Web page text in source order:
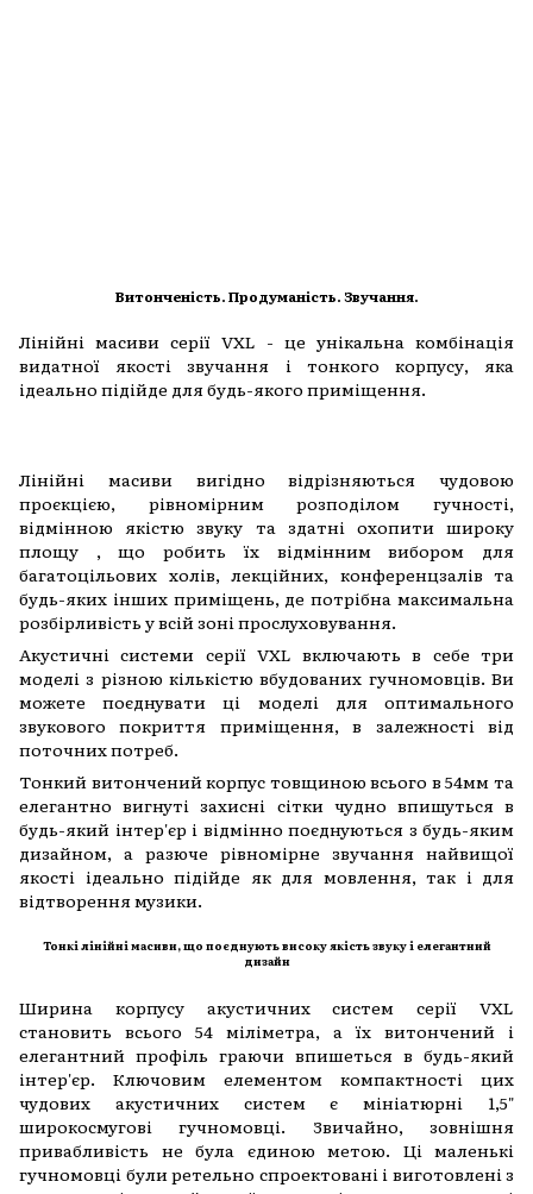
Витонченість. Продуманість. Звучання.
Лінійні масиви серії VXL - це унікальна комбінація
видатної якості звучання і тонкого корпусу, яка
ідеально підійде для будь-якого приміщення.
Лінійні масиви вигідно відрізняються чудовою
проєкцією, рівномірним розподілом гучності,
відмінною якістю звуку та здатні охопити широку
площу , що робить їх відмінним вибором для
багатоцільових холів, лекційних, конференцзалів та
будь-яких інших приміщень, де потрібна максимальна
розбірливість у всій зоні прослуховування.
Акустичні системи серії VXL включають в себе три
моделі з різною кількістю вбудованих гучномовців. Ви
можете поєднувати ці моделі для оптимального
звукового покриття приміщення, в залежності від
поточних потреб.
Тонкий витончений корпус товщиною всього в 54мм та
елегантно вигнуті захисні сітки чудно впишуться в
будь-який інтер'єр і відмінно поєднуються з будь-яким
дизайном, а разюче рівномірне звучання найвищої
якості ідеально підійде як для мовлення, так і для
відтворення музики.
Тонкі лінійні масиви, що поєднують високу якість звуку і елегантний
дизайн
Ширина корпусу акустичних систем серії VXL
становить всього 54 міліметра, а їх витончений і
елегантний профіль граючи впишеться в будь-який
інтер'єр. Ключовим елементом компактності цих
чудових акустичних систем є мініатюрні 1,5"
широкосмугові гучномовці. Звичайно, зовнішня
привабливість не була єдиною метою. Ці маленькі
гучномовці були ретельно спроектовані і виготовлені з